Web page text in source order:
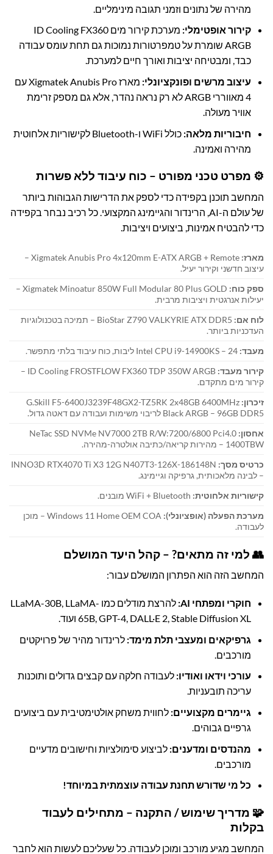
מהירה של נתונים וזמני תגובה מינימליים.
קירור אופטימלי:
מערכת קירור מים ID Cooling FX360
ARGB שומרת על טמפרטורות נמוכות גם תחת עומס עבודה
כבד, ומבטיחה יציבות ואורך חיים למערכת.
עיצוב מרשים ופונקציונלי:
מארז Xigmatek Anubis Pro עם
4 מאווררי ARGB לא רק נראה נהדר, אלא גם מספק זרימת
אוויר מעולה.
חיבוריות מלאה:
כולל WiFi ו-Bluetooth לקישוריות אלחוטית
מהירה ואמינה.
⚙️ מפרט טכני מפורט – כוח עיבוד ללא פשרות
המחשב תוכנן בקפידה כדי לספק את הדרישות הגבוהות ביותר
של עולם ה-AI, הרינדור והגיימינג המקצועי. כל רכיב נבחר בקפידה
כדי להבטיח אמינות, ביצועים ויציבות.
מארז:
Xigmatek Anubis Pro 4x120mm E-ATX ARGB + Remote –
עיצוב חדשני וקירור יעיל.
ספק כוח:
Xigmatek Minoatur 850W Full Modular 80 Plus GOLD –
יעילות אנרגטית ויציבות מרבית.
לוח אם:
BioStar Z790 VALKYRIE ATX DDR5 – תמיכה בטכנולוגיות
העדכניות ביותר.
מעבד:
קירור מעבד:
ID Cooling FROSTFLOW FX360 TDP 350W ARGB –
קירור מים מתקדם.
זיכרון: G.Skill F5-6400J3239F48GX2-TZ5RK 2x48GB 6400MHz
Black ARGB – 96GB DDR5 לריבוי משימות ועבודה עם דאטה גדול.
אחסון: NeTac SSD NVMe NV7000 2TB R/W:7200/6800 Pci4.0
1400TBW – מהירות קריאה/כתיבה אולטרה-מהירה.
כרטיס מסך: INNO3D RTX4070 Ti X3 12G N407T3-126X-186148N
– לבינה מלאכותית, גרפיקה וגיימינג.
קישוריות אלחוטית:
מערכת הפעלה (אופציונלי):
Windows 11 Home OEM COA – מוכן
לעבודה.
👥 למי זה מתאים? – קהל היעד המושלם
המחשב הזה הוא הפתרון המושלם עבור:
חוקרי ומפתחי AI:
להרצת מודלים כמו LLaMA-30B, LLaMA-
65B, GPT-4, DALL·E 2, Stable Diffusion XL ועוד.
גרפיקאים ומעצבי תלת מימד: לרינדור מהיר של פרויקטים
מורכבים.
עורכי וידאו ואודיו: לעבודה חלקה עם קבצים גדולים ותוכנות
עריכה תובעניות.
גיימרים מקצועיים: לחווית משחק אולטימטיבית עם ביצועים
גרפיים גבוהים.
מהנדסים ומדענים: לביצוע סימולציות וחישובים מדעיים
מורכבים.
כל מי שדורש תחנת עבודה עוצמתית במיוחד!
🧩 מדריך שימוש / התקנה – מתחילים לעבוד
בקלות
המחשב מגיע מורכב ומוכן לעבודה. כל שעליכם לעשות הוא לחבר